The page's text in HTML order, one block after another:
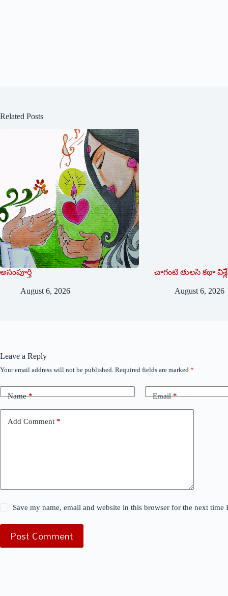
Related Posts
అసంపూర్తి
August 6, 2026
చాగంటి తులసి కథా
August 6, 2026
Leave a Reply
Your email address will not be published. Required fields are marked *
Name* Email*
Add Comment *
Save my name, email and website in this browser for the next time
Post Comment